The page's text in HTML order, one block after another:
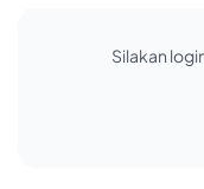
Silakan